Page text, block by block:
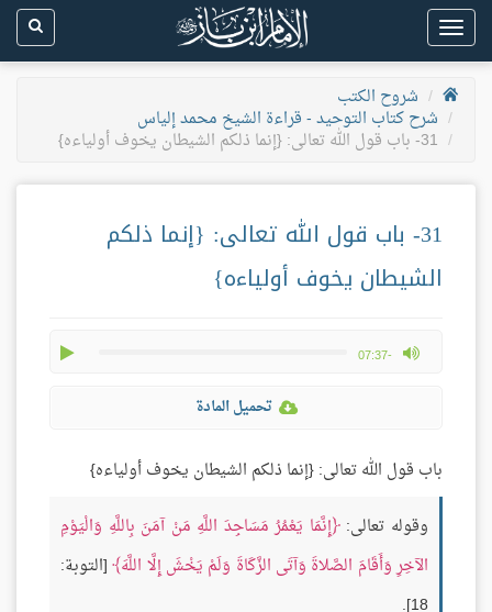
Toggle
navigation
شروح الكتب
شرح كتاب التوحيد - قراءة الشيخ محمد إلياس
31- باب قول الله تعالى: {إنما ذلكم الشيطان يخوف أولياءه}
31- باب قول الله تعالى: {إنما ذلكم
الشيطان يخوف أولياءه}
-07:37
max volume
تحميل المادة
باب قول الله تعالى: {إنما ذلكم الشيطان يخوف أولياءه}
وقوله تعالى: إِنَّمَا يَعْمُرُ مَسَاجِدَ اللَّهِ مَنْ آمَنَ بِاللَّهِ وَالْيَوْمِ
الآخِرِ وَأَقَامَ الصَّلاةَ وَآتَى الزَّكَاةَ وَلَمْ يَخْشَ إِلَّا اللَّهَ [التوبة:
18].